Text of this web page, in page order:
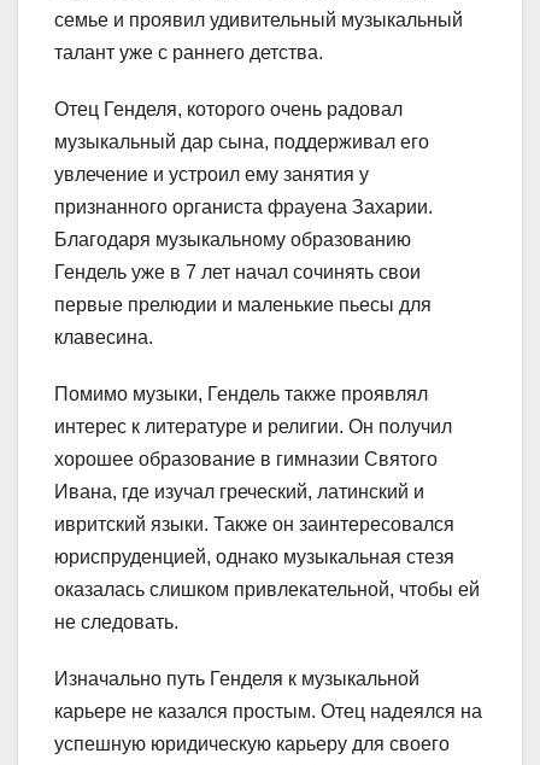
семье и проявил удивительный музыкальный
талант уже с раннего детства.
Отец Генделя, которого очень радовал
музыкальный дар сына, поддерживал его
увлечение и устроил ему занятия у
признанного органиста фрауена Захарии.
Благодаря музыкальному образованию
Гендель уже в 7 лет начал сочинять свои
первые прелюдии и маленькие пьесы для
клавесина.
Помимо музыки, Гендель также проявлял
интерес к литературе и религии. Он получил
хорошее образование в гимназии Святого
Ивана, где изучал греческий, латинский и
ивритский языки. Также он заинтересовался
юриспруденцией, однако музыкальная стезя
оказалась слишком привлекательной, чтобы ей
не следовать.
Изначально путь Генделя к музыкальной
карьере не казался простым. Отец надеялся на
успешную юридическую карьеру для своего